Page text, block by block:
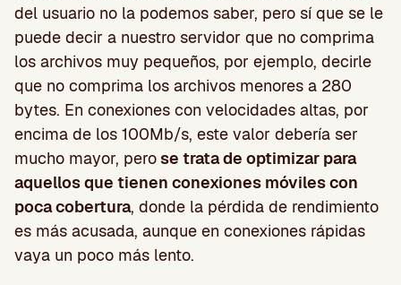
del usuario no la podemos saber, pero sí que se le
puede decir a nuestro servidor que no comprima
los archivos muy pequeños, por ejemplo, decirle
que no comprima los archivos menores a 280
bytes. En conexiones con velocidades altas, por
encima de los 100Mb/s, este valor debería ser
mucho mayor, pero se trata de optimizar para
aquellos que tienen conexiones móviles con
poca cobertura, donde la pérdida de rendimiento
es más acusada, aunque en conexiones rápidas
vaya un poco más lento.